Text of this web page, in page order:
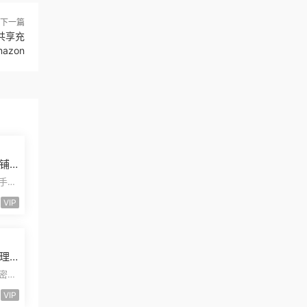
下一篇
享充
摩
装
VIP
小
小
VIP